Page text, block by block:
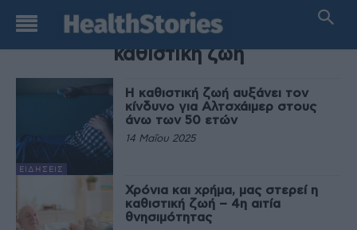
TAG
καθιστική ζωή
ΕΙΔΉΣΕΙΣ
Η καθιστική ζωή αυξάνει τον
κίνδυνο για Αλτσχάιμερ στους
άνω των 50 ετών
14 Μαΐου 2025
Χρόνια και χρήμα, μας στερεί η
καθιστική ζωή – 4η αιτία
θνησιμότητας